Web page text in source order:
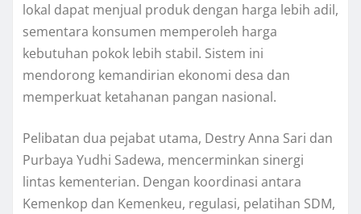
lokal dapat menjual produk dengan harga lebih adil,
sementara konsumen memperoleh harga
kebutuhan pokok lebih stabil. Sistem ini
mendorong kemandirian ekonomi desa dan
memperkuat ketahanan pangan nasional.
Pelibatan dua pejabat utama, Destry Anna Sari dan
Purbaya Yudhi Sadewa, mencerminkan sinergi
lintas kementerian. Dengan koordinasi antara
Kemenkop dan Kemenkeu, regulasi, pelatihan SDM,